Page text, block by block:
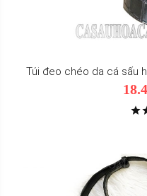
Túi đeo chéo da cá sấu